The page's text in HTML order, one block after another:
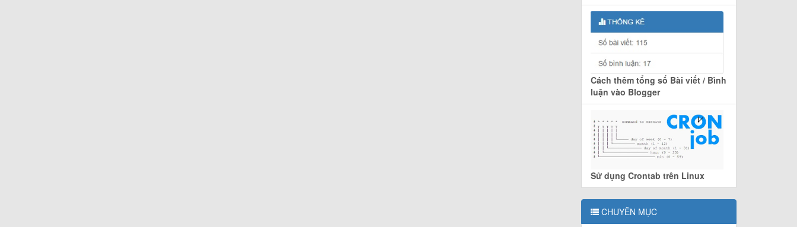
Cách thêm tổng số Bài viết / Bình
luận vào Blogger
Sử dụng Crontab trên Linux
CHUYÊN MỤC